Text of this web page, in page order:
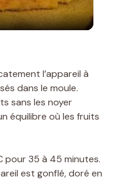
l’appareil à
dans le moule.
sans les noyer
équilibre où les fruits
pour 35 à 45 minutes.
est gonflé, doré en